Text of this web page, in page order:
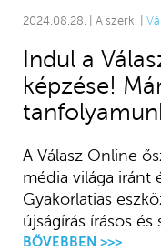
2024.08.28. | A szerk. |
Indul a
képzése!
A Válasz Online
média világa iránt
Gyakorlatias
újságírás írásos
BŐVEBBEN >>>